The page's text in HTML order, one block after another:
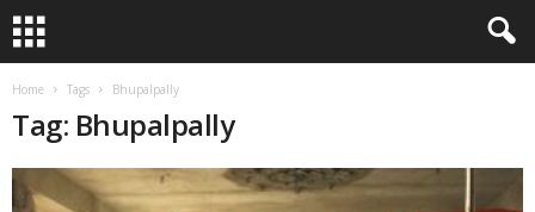
Home Tags Bhupalpally
Tag: Bhupalpally